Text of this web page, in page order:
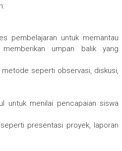
pembelajaran untuk memantau
umpan balik yang
seperti observasi, diskusi,
untuk menilai pencapaian siswa
presentasi proyek, laporan